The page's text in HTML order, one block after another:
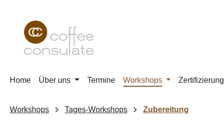
Home Über uns Termine Workshops Zertifizierung
Workshops Tages-Workshops Zubereitung